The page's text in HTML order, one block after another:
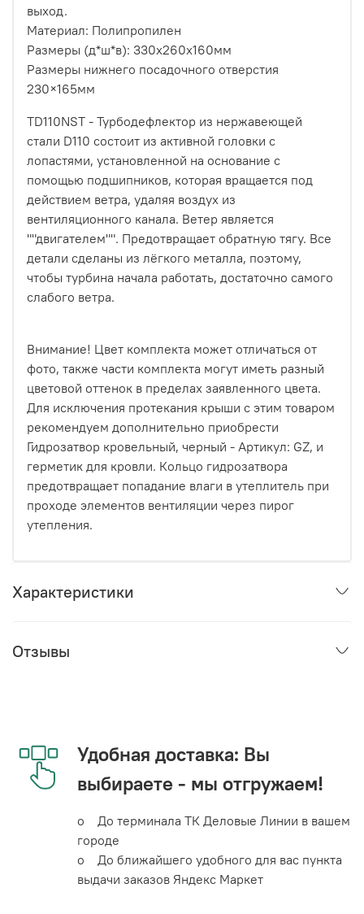
выход.
Материал: Полипропилен
Размеры (д*ш*в): 330х260х160мм
Размеры нижнего посадочного отверстия
230×165мм
TD110NST - Турбодефлектор из нержавеющей
стали D110 состоит из активной головки с
лопастями, установленной на основание с
помощью подшипников, которая вращается под
действием ветра, удаляя воздух из
вентиляционного канала. Ветер является
""двигателем"". Предотвращает обратную тягу. Все
детали сделаны из лёгкого металла, поэтому,
чтобы турбина начала работать, достаточно самого
слабого ветра.
Внимание! Цвет комплекта может отличаться от
фото, также части комплекта могут иметь разный
цветовой оттенок в пределах заявленного цвета.
Для исключения протекания крыши с этим товаром
рекомендуем дополнительно приобрести
Гидрозатвор кровельный, черный - Артикул: GZ, и
герметик для кровли. Кольцо гидрозатвора
предотвращает попадание влаги в утеплитель при
проходе элементов вентиляции через пирог
утепления.
Характеристики
Отзывы
Удобная доставка: Вы
выбираете - мы отгружаем!
o До терминала ТК Деловые Линии в вашем
городе
o До ближайшего удобного для вас пункта
выдачи заказов Яндекс Маркет